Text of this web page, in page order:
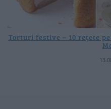
Torturi festive – 10 rețete